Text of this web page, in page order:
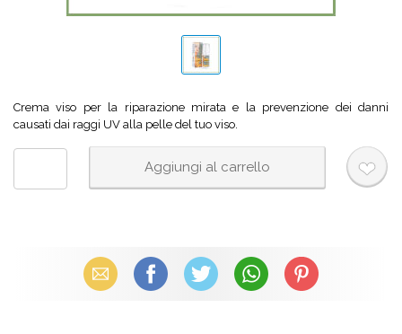
Crema viso per la riparazione mirata e la prevenzione dei danni
causati dai raggi UV alla pelle del tuo viso.
Email Facebook X (Twitter) WhatsAppPinterest